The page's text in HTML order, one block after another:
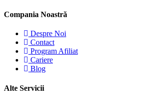
Compania Noastră
Despre Noi
Contact
Program Afiliat
Cariere
Blog
Alte Servicii